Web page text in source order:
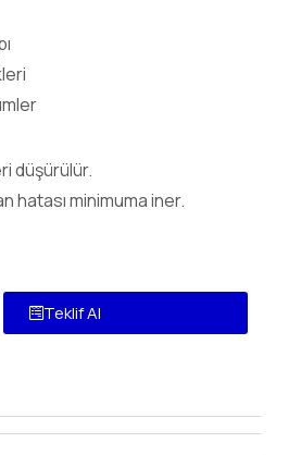
düşürülür.
hatası minimuma iner.
Teklif Al